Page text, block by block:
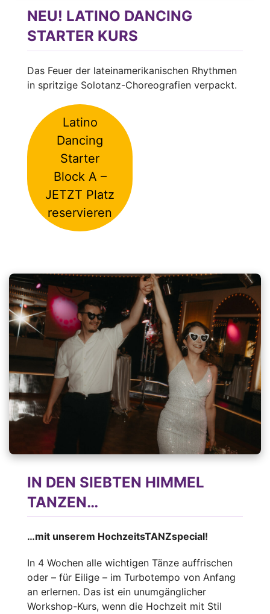
NEU! LATINO DANCING
STARTER KURS
Das Feuer der lateinamerikanischen Rhythmen
in spritzige Solotanz-Choreografien verpackt.
Latino
Dancing
Starter
Block A –
JETZT Platz
reservieren
IN DEN SIEBTEN HIMMEL
TANZEN…
…mit unserem HochzeitsTANZspecial!
In 4 Wochen alle wichtigen Tänze auffrischen
oder – für Eilige – im Turbotempo von Anfang
an erlernen. Das ist ein unumgänglicher
Workshop-Kurs, wenn die Hochzeit mit Stil